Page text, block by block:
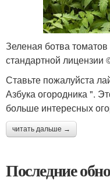
Зеленая ботва
стандартной
Ставьте пожалуйста
Азбука огородника ".
больше интересных
читать дальше →
Последние